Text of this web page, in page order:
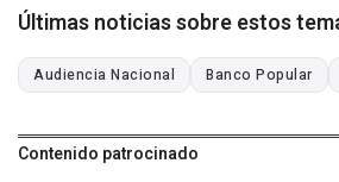
Últimas noticias sobre estos
Audiencia Nacional Banco Popular
Contenido patrocinado